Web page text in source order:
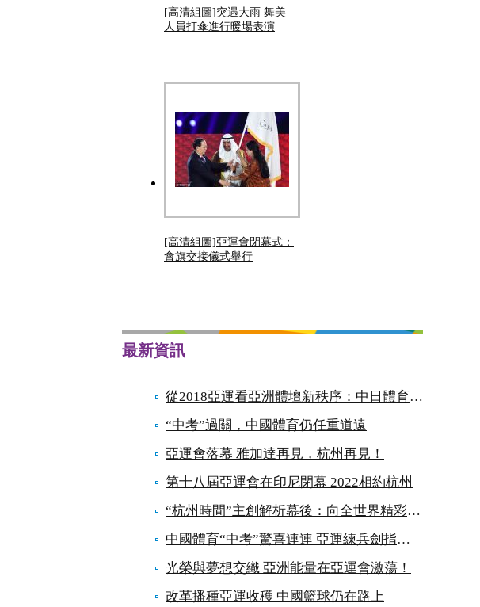
[高清組圖]突遇大雨 舞美
人員打傘進行暖場表演
[高清組圖]亞運會閉幕式：
會旗交接儀式舉行
最新資訊
從2018亞運看亞洲體壇新秩序：中日體育對決開始
“中考”過關，中國體育仍任重道遠
亞運會落幕 雅加達再見，杭州再見！
第十八屆亞運會在印尼閉幕 2022相約杭州
“杭州時間”主創解析幕後：向全世界精彩告白
中國體育“中考”驚喜連連 亞運練兵劍指奧運
光榮與夢想交織 亞洲能量在亞運會激蕩！
改革播種亞運收穫 中國籃球仍在路上